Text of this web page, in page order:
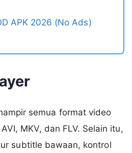
APK 2026 (No Ads)
semua format video
MKV, dan FLV. Selain itu,
subtitle bawaan, kontrol